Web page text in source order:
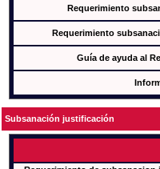
Requerimiento
Requerimiento
Guía de ayuda al
Subsanación justificación